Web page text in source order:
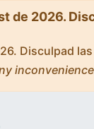
de 2026.
Disculpad